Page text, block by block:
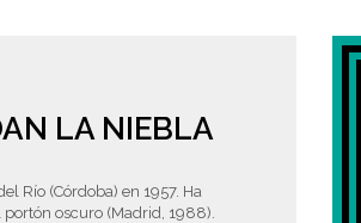
LA NIEBLA
Río (Córdoba) en 1957. Ha
oscuro (Madrid, 1988).